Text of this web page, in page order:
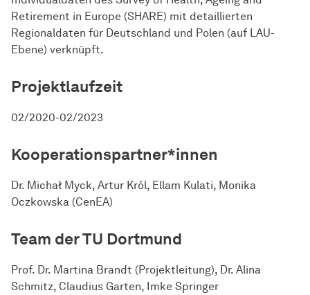
Retirement in Europe (SHARE) mit detaillierten
Regionaldaten für Deutschland und Polen (auf LAU-
Ebene) verknüpft.
Projektlaufzeit
02/2020-02/2023
Kooperationspartner*innen
Dr. Michał Myck, Artur Król, Ellam Kulati, Monika
Oczkowska (CenEA)
Team der TU Dortmund
Prof. Dr. Martina Brandt (Projektleitung), Dr. Alina
Schmitz, Claudius Garten, Imke Springer